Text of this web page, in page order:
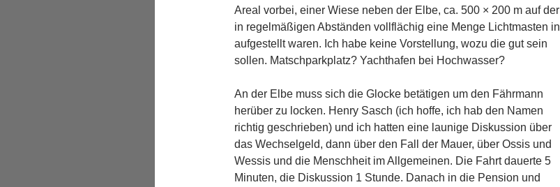
Areal vorbei, einer Wiese neben der Elbe, ca. 500 × 200 m auf der
in regelmäßigen Abständen vollflächig eine Menge Lichtmasten in
aufgestellt waren. Ich habe keine Vorstellung, wozu die gut sein
sollen. Matschparkplatz? Yachthafen bei Hochwasser?
An der Elbe muss sich die Glocke betätigen um den Fährmann
herüber zu locken. Henry Sasch (ich hoffe, ich hab den Namen
richtig geschrieben) und ich hatten eine launige Diskussion über
das Wechselgeld, dann über den Fall der Mauer, über Ossis und
Wessis und die Menschheit im Allgemeinen. Die Fahrt dauerte 5
Minuten, die Diskussion 1 Stunde. Danach in die Pension und